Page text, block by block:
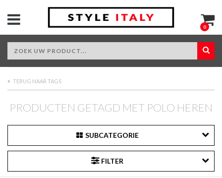
0
TERUG NAAR TAGS
PRODUCTEN GETAGD MET POLO HEREN
SUBCATEGORIE
FILTER